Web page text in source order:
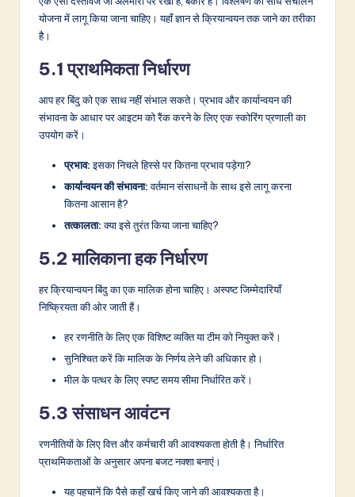
योजना में लागू किया जाना चाहिए। यहाँ ज्ञान से क्रियान्वयन तक जाने का तरीका
है।
5.1 प्राथमिकता निर्धारण
आप हर बिंदु को एक साथ नहीं संभाल सकते। प्रभाव और कार्यान्वयन की
संभावना के आधार पर आइटम को रैंक करने के लिए एक स्कोरिंग प्रणाली का
उपयोग करें।
प्रभाव:इसका निचले हिस्से पर कितना प्रभाव पड़ेगा?
कार्यान्वयन की संभावना:वर्तमान संसाधनों के साथ इसे लागू करना
कितना आसान है?
तत्कालता:क्या इसे तुरंत किया जाना चाहिए?
5.2 मालिकाना हक निर्धारण
हर क्रियान्वयन बिंदु का एक मालिक होना चाहिए। अस्पष्ट जिम्मेदारियाँ
निष्क्रियता की ओर जाती हैं।
हर रणनीति के लिए एक विशिष्ट व्यक्ति या टीम को नियुक्त करें।
सुनिश्चित करें कि मालिक के निर्णय लेने की अधिकार हो।
मील के पत्थर के लिए स्पष्ट समय सीमा निर्धारित करें।
5.3 संसाधन आवंटन
रणनीतियों के लिए वित्त और कर्मचारी की आवश्यकता होती है। निर्धारित
प्राथमिकताओं के अनुसार अपना बजट नक्शा बनाएं।
यह पहचानें कि पैसे कहाँ खर्च किए जाने की आवश्यकता है।